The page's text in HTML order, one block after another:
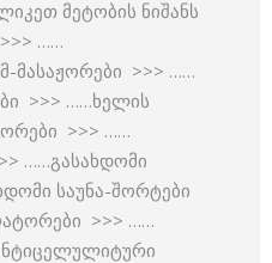
მეტობის ნიშანს
……
მასაჟორები >>> ……
>>> ……ხელის
>>> ……
……გასახდომი
საუნა-შორტები
>>> ……